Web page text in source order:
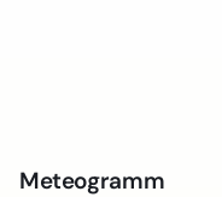
Meteogramm